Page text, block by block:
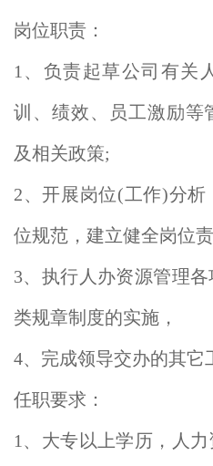
岗位职责：
1、负责起草公司有关
训、绩效、员工激励等
及相关政策;
2、开展岗位(工作)分
位规范，建立健全岗位责
3、执行人办资源管理
类规章制度的实施，
4、完成领导交办的其它
任职要求：
1、大专以上学历，人